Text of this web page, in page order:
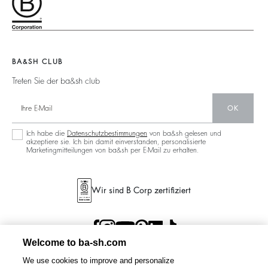
Accessibility
Rückenfrei
Partner
Nachhaltigkeit
125 Et Après
BA&SH CLUB
Treten Sie der ba&sh club
OK
Ich habe die Datenschutzbestimmungen von ba&sh gelesen und
akzeptiere sie. Ich bin damit einverstanden, personalisierte
Marketingmitteilungen von ba&sh per E-Mail zu erhalten.
Wir sind B Corp zertifiziert
Welcome to ba-sh.com
We use cookies to improve and personalize